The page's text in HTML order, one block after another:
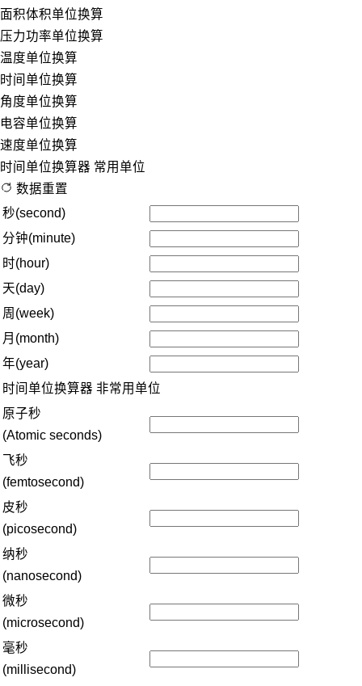
面积体积单位换算
压力功率单位换算
温度单位换算
时间单位换算
角度单位换算
电容单位换算
速度单位换算
时间单位换算器 常用单位
数据重置
秒(second)
分钟(minute)
时(hour)
天(day)
周(week)
月(month)
年(year)
时间单位换算器 非常用单位
原子秒
(Atomic seconds)
飞秒
(femtosecond)
皮秒
(picosecond)
纳秒
(nanosecond)
微秒
(microsecond)
毫秒
(millisecond)